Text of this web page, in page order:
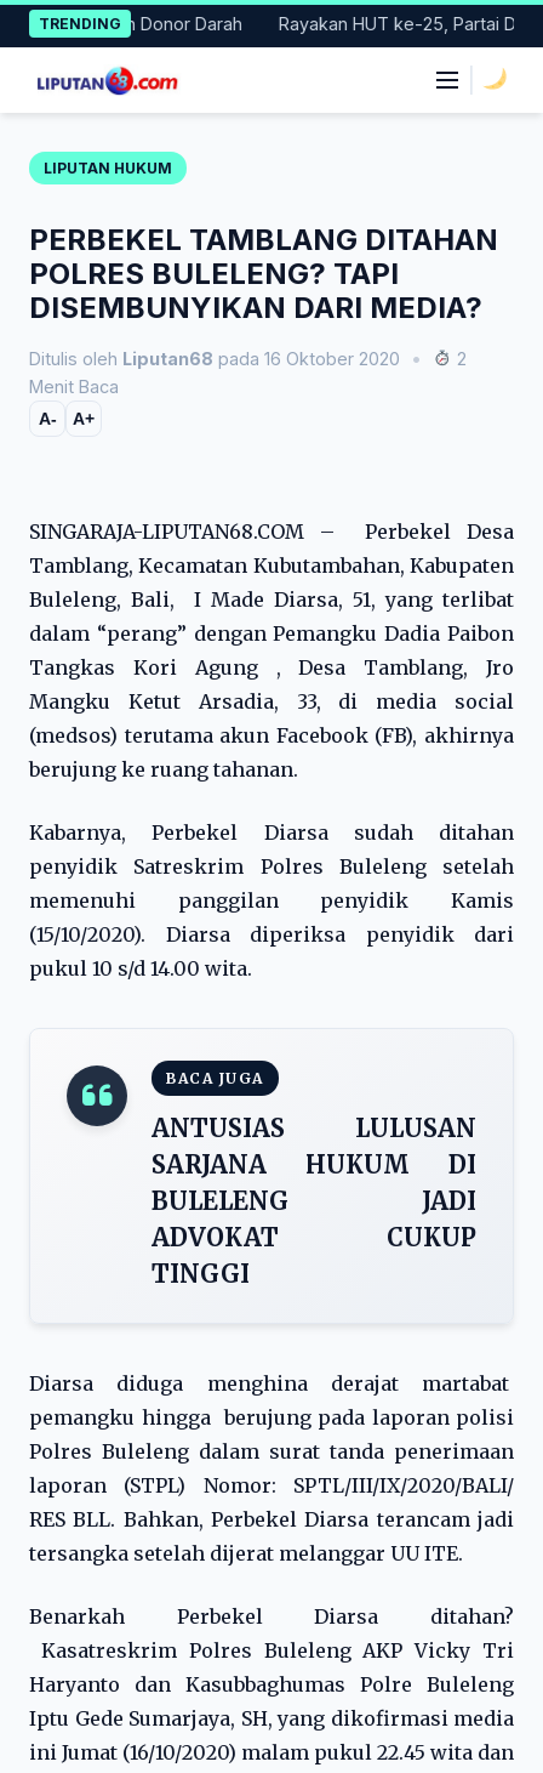
Skip
to
content
TRENDING
Donor Darah Rayakan HUT ke-25, Partai Demokrat
LIPUTAN HUKUM
PERBEKEL TAMBLANG DITAHAN
POLRES BULELENG? TAPI
DISEMBUNYIKAN DARI MEDIA?
Ditulis oleh Liputan68 pada 16 Oktober 2020 •
2
Menit Baca
A- A+
SINGARAJA-LIPUTAN68.COM – Perbekel Desa
Tamblang, Kecamatan Kubutambahan, Kabupaten
Buleleng, Bali, I Made Diarsa, 51, yang terlibat
dalam “perang” dengan Pemangku Dadia Paibon
Tangkas Kori Agung , Desa Tamblang, Jro
Mangku Ketut Arsadia, 33, di media social
(medsos) terutama akun Facebook (FB), akhirnya
berujung ke ruang tahanan.
Kabarnya, Perbekel Diarsa sudah ditahan
penyidik Satreskrim Polres Buleleng setelah
memenuhi panggilan penyidik Kamis
(15/10/2020). Diarsa diperiksa penyidik dari
pukul 10 s/d 14.00 wita.
BACA JUGA
ANTUSIAS LULUSAN
SARJANA HUKUM DI
BULELENG JADI
ADVOKAT CUKUP
TINGGI
Diarsa diduga menghina derajat martabat
pemangku hingga berujung pada laporan polisi
Polres Buleleng dalam surat tanda penerimaan
laporan (STPL) Nomor: SPTL/III/IX/2020/BALI/
RES BLL. Bahkan, Perbekel Diarsa terancam jadi
tersangka setelah dijerat melanggar UU ITE.
Benarkah Perbekel Diarsa ditahan?
Kasatreskrim Polres Buleleng AKP Vicky Tri
Haryanto dan Kasubbaghumas Polre Buleleng
Iptu Gede Sumarjaya, SH, yang dikofirmasi media
ini Jumat (16/10/2020) malam pukul 22.45 wita dan